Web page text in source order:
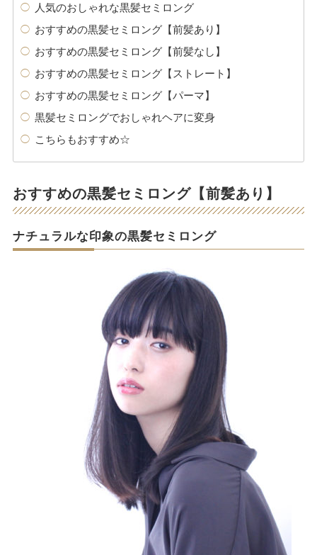
人気のおしゃれな黒髪セミロング
おすすめの黒髪セミロング【前髪あり】
おすすめの黒髪セミロング【前髪なし】
おすすめの黒髪セミロング【ストレート】
おすすめの黒髪セミロング【パーマ】
黒髪セミロングでおしゃれヘアに変身
こちらもおすすめ☆
おすすめの黒髪セミロング【前髪あり】
ナチュラルな印象の黒髪セミロング